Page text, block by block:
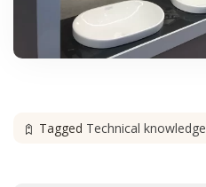
Tagged Technical knowledge